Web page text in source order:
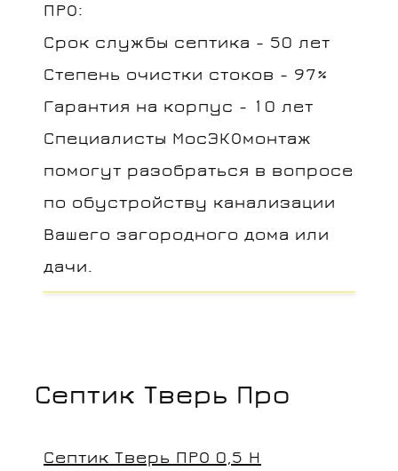
ПРО:
Срок службы септика - 50 лет
Степень очистки стоков - 97%
Гарантия на корпус - 10 лет
Специалисты МосЭКОмонтаж
помогут разобраться в вопросе
по обустройству канализации
Вашего загородного дома или
дачи.
Септик Тверь Про
Септик Тверь ПРО 0,5 Н